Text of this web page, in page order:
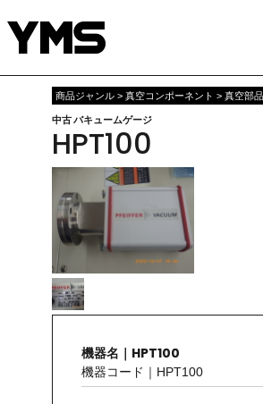
商品ジャンル > 真空コンポーネント > 真空部
中古 バキュームゲージ
HPT100
機器名｜HPT100
機器コード｜HPT100